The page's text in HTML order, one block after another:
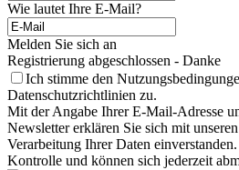
Wie lautet Ihre E-Mail?
Melden Sie sich an
Registrierung abgeschlossen - Danke
Ich stimme den
Datenschutzrichtlinien zu.
Mit der Angabe Ihrer E-Mail-Adresse
Newsletter erklären Sie sich mit
Verarbeitung Ihrer Daten
Kontrolle und können sich jederzeit